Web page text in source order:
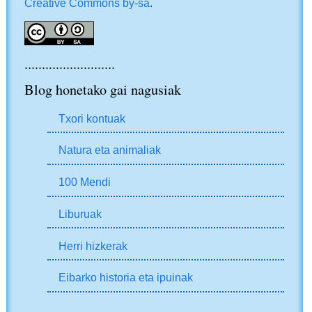
Creative Commons by-sa.
..........................
Blog honetako gai nagusiak
Txori kontuak
Natura eta animaliak
100 Mendi
Liburuak
Herri hizkerak
Eibarko historia eta ipuinak